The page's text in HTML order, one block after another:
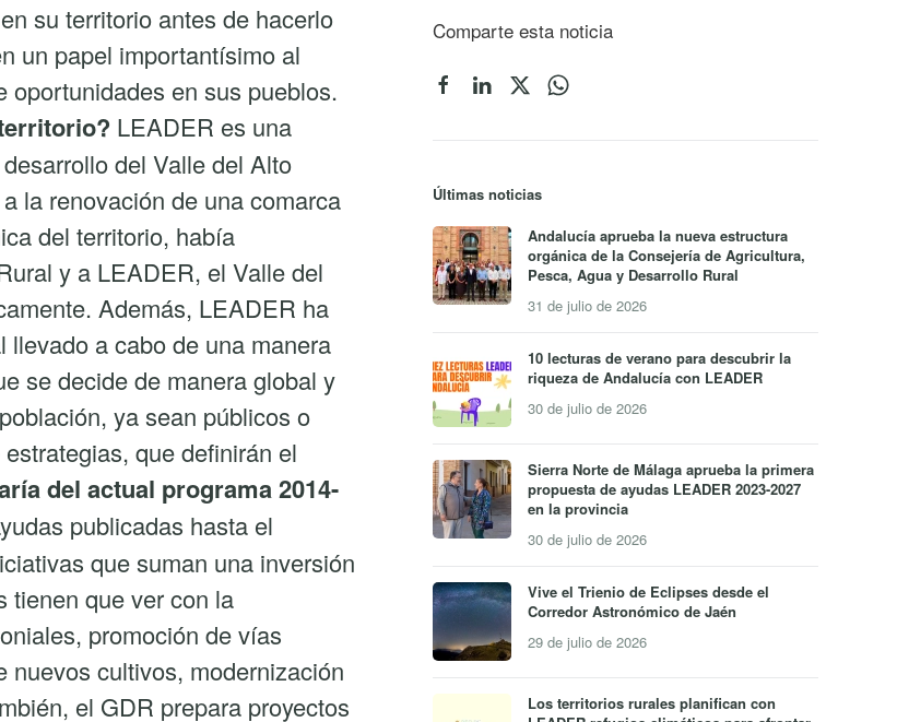
su territorio antes de hacerlo
un papel importantísimo al
oportunidades en sus pueblos.
LEADER es una
del Valle del Alto
la renovación de una comarca
del territorio, había
y a LEADER, el Valle del
Además, LEADER ha
a cabo de una manera
se decide de manera global y
ya sean públicos o
que definirán el
del actual programa 2014-
publicadas hasta el
que suman una inversión
tienen que ver con la
promoción de vías
nuevos cultivos, modernización
el GDR prepara proyectos
Comparte esta noticia
Últimas noticias
Andalucía aprueba la nueva estructura
orgánica de la Consejería de Agricultura,
Pesca, Agua y Desarrollo Rural
31 de julio de 2026
10 lecturas de verano para descubrir la
riqueza de Andalucía con LEADER
30 de julio de 2026
Sierra Norte de Málaga aprueba la primera
propuesta de ayudas LEADER 2023-2027
en la provincia
30 de julio de 2026
Vive el Trienio de Eclipses desde el
Corredor Astronómico de Jaén
29 de julio de 2026
Los territorios rurales planifican con